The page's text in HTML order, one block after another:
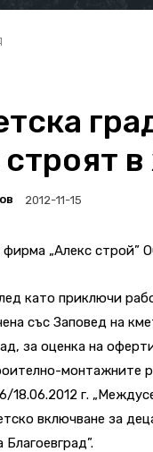
2012-11-15
фирма „Алекс строй”
като приключи
със Заповед на
за оценка на
монтажните
г.
включване за